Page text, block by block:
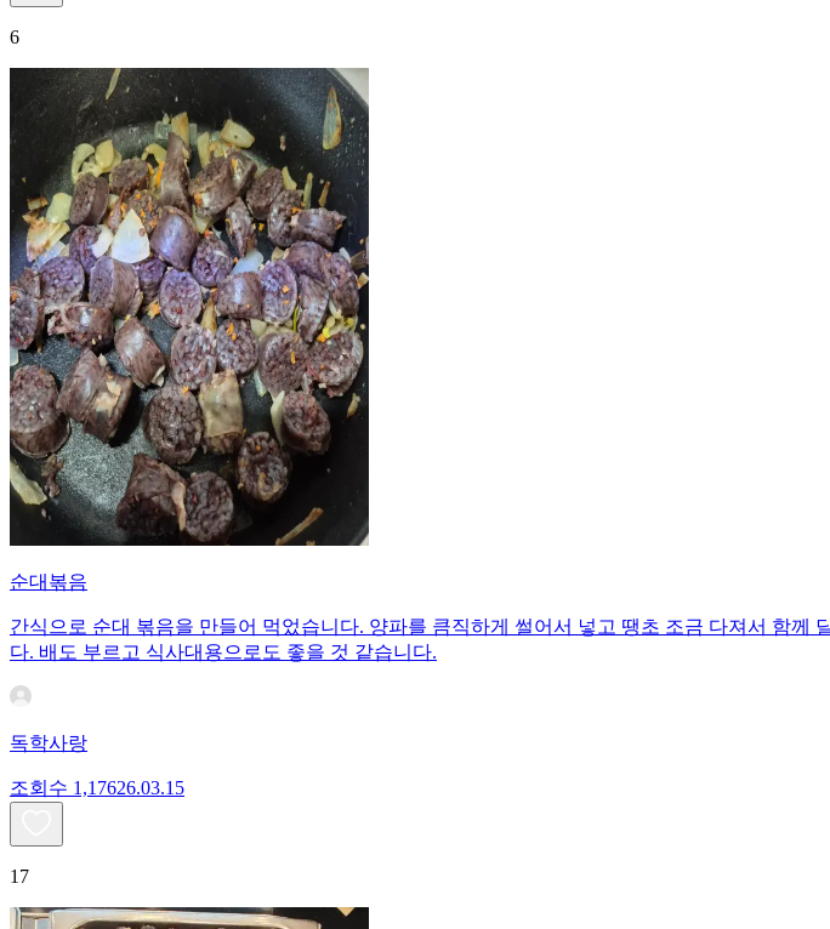
6
순대볶음
간식으로 순대 볶음을 만들어 먹었습니다. 양파를 큼직하게 썰어서 넣고 땡초 조금 다져서 함
다. 배도 부르고 식사대용으로도 좋을 것 같습니다.
독학사랑
조회수 1,17626.03.15
17